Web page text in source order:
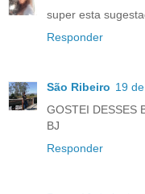
super esta
Responder
São Ribeiro 19
GOSTEI DESSES
BJ
Responder